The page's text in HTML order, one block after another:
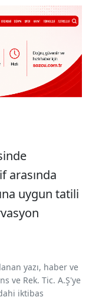
arasında
uygun tatili
yazı, haber ve
ve Rek. Tic. A.Ş'ye
iktibas